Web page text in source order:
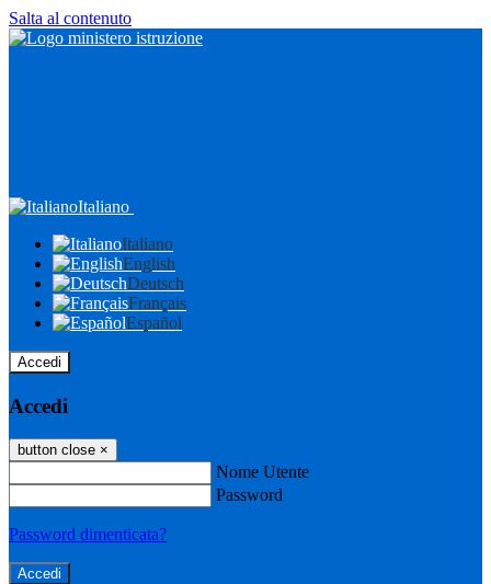
Salta al contenuto
Italiano
Italiano
English
Deutsch
Français
Español
Accedi
Accedi
button close ×
Nome Utente
Password
Password dimenticata?